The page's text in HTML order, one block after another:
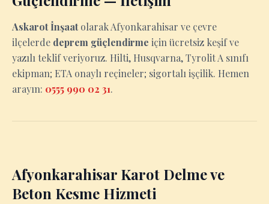
Askarot İnşaatolarak Afyonkarahisar ve çevre
ilçelerde deprem güçlendirme için ücretsiz keşif ve
yazılı teklif veriyoruz. Hilti, Husqvarna, Tyrolit A sınıfı
ekipman; ETA onaylı reçineler; sigortalı işçilik. Hemen
arayın: 0555 990 02 31.
Afyonkarahisar Karot Delme ve
Beton Kesme Hizmeti